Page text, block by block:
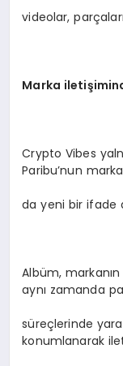
videolar,
Marka
Crypto Vibes
Paribu’nun
da yeni bir ifade
Albüm,
aynı zamanda
süreçlerinde
konumlanarak